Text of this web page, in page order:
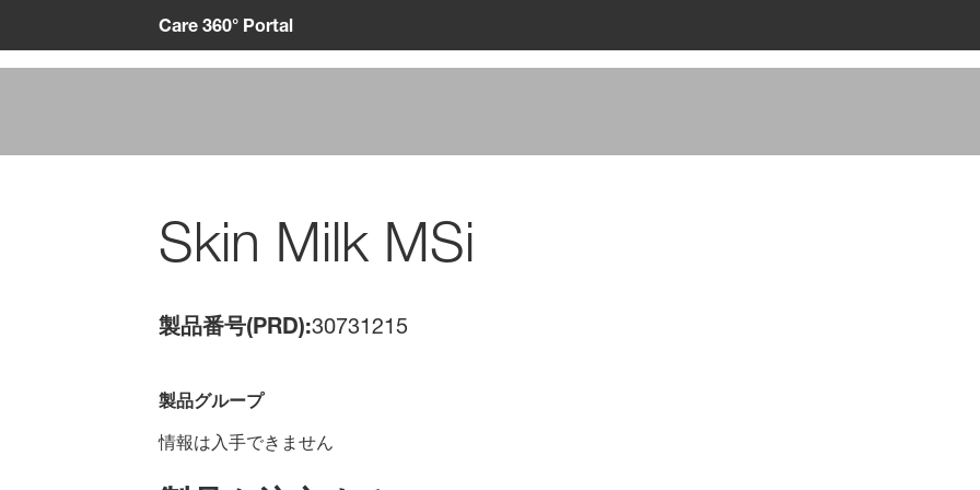
Care 360° Portal
Skin Milk MSi
製品番号(PRD):30731215
製品グループ
情報は入手できません